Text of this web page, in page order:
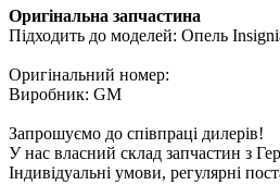
Оригінальна запчастина
Підходить до моделей: Опель
Оригінальний номер:
Виробник: GM
Запрошуємо до співпраці дилерів!
У нас власний склад запчастин з
Індивідуальні умови, регулярні